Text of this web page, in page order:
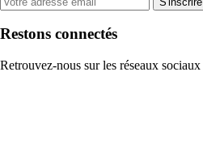
Restons connectés
Retrouvez-nous sur les réseaux sociaux